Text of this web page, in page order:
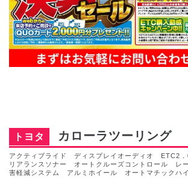
トヨタ カローラツーリング
アクティブライド ディスプレイオーディオ ETC2
リアランスソナー オートクルーズコントロール レ
害軽減システム アルミホイール オートマチックハ